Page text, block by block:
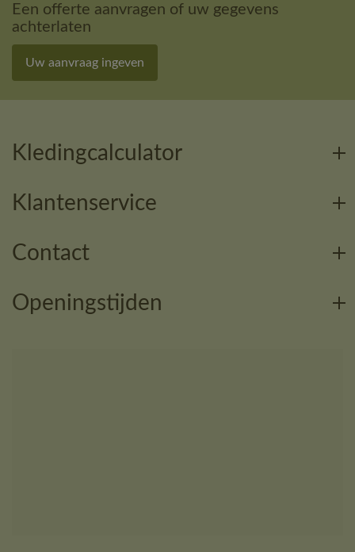
Een offerte aanvragen of uw gegevens
achterlaten
Uw aanvraag ingeven
Kledingcalculator
Klantenservice
Contact
Openingstijden